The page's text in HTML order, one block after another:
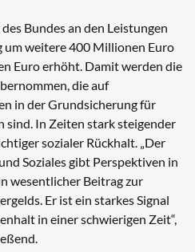
Bundes an den Leistungen
weitere 400 Millionen Euro
Euro erhöht. Damit werden die
die auf
in der Grundsicherung für
sind. In Zeiten stark steigender
sozialer Rückhalt. „Der
Soziales gibt Perspektiven in
wesentlicher Beitrag zur
Er ist ein starkes Signal
in einer schwierigen Zeit“,